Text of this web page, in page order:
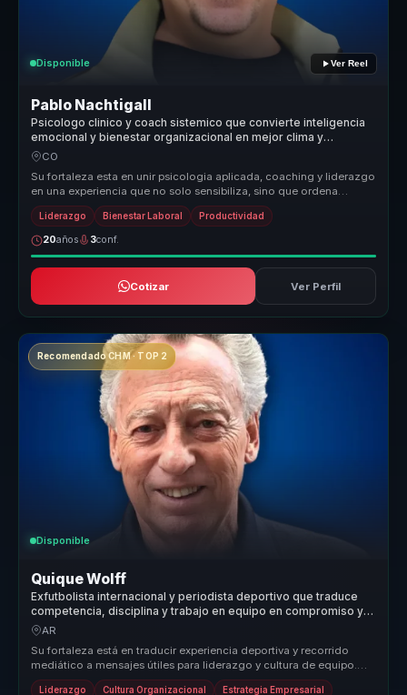
Disponible Ver Reel
Pablo Nachtigall
Psicologo clinico y coach sistemico que convierte inteligencia
emocional y bienestar organizacional en mejor clima y
desempeno para lideres y equipos.
CO
Su fortaleza esta en unir psicologia aplicada, coaching y liderazgo
en una experiencia que no solo sensibiliza, sino que ordena
conversac...
Liderazgo Bienestar Laboral Productividad
20años 3conf.
Cotizar Ver Perfil
Recomendado CHM · TOP 2
Disponible
Quique Wolff
Exfutbolista internacional y periodista deportivo que traduce
competencia, disciplina y trabajo en equipo en compromiso y
cultura ganadora para empresas.
AR
Su fortaleza está en traducir experiencia deportiva y recorrido
mediático a mensajes útiles para liderazgo y cultura de equipo.
Conecta d...
Liderazgo Cultura Organizacional Estrategia Empresarial